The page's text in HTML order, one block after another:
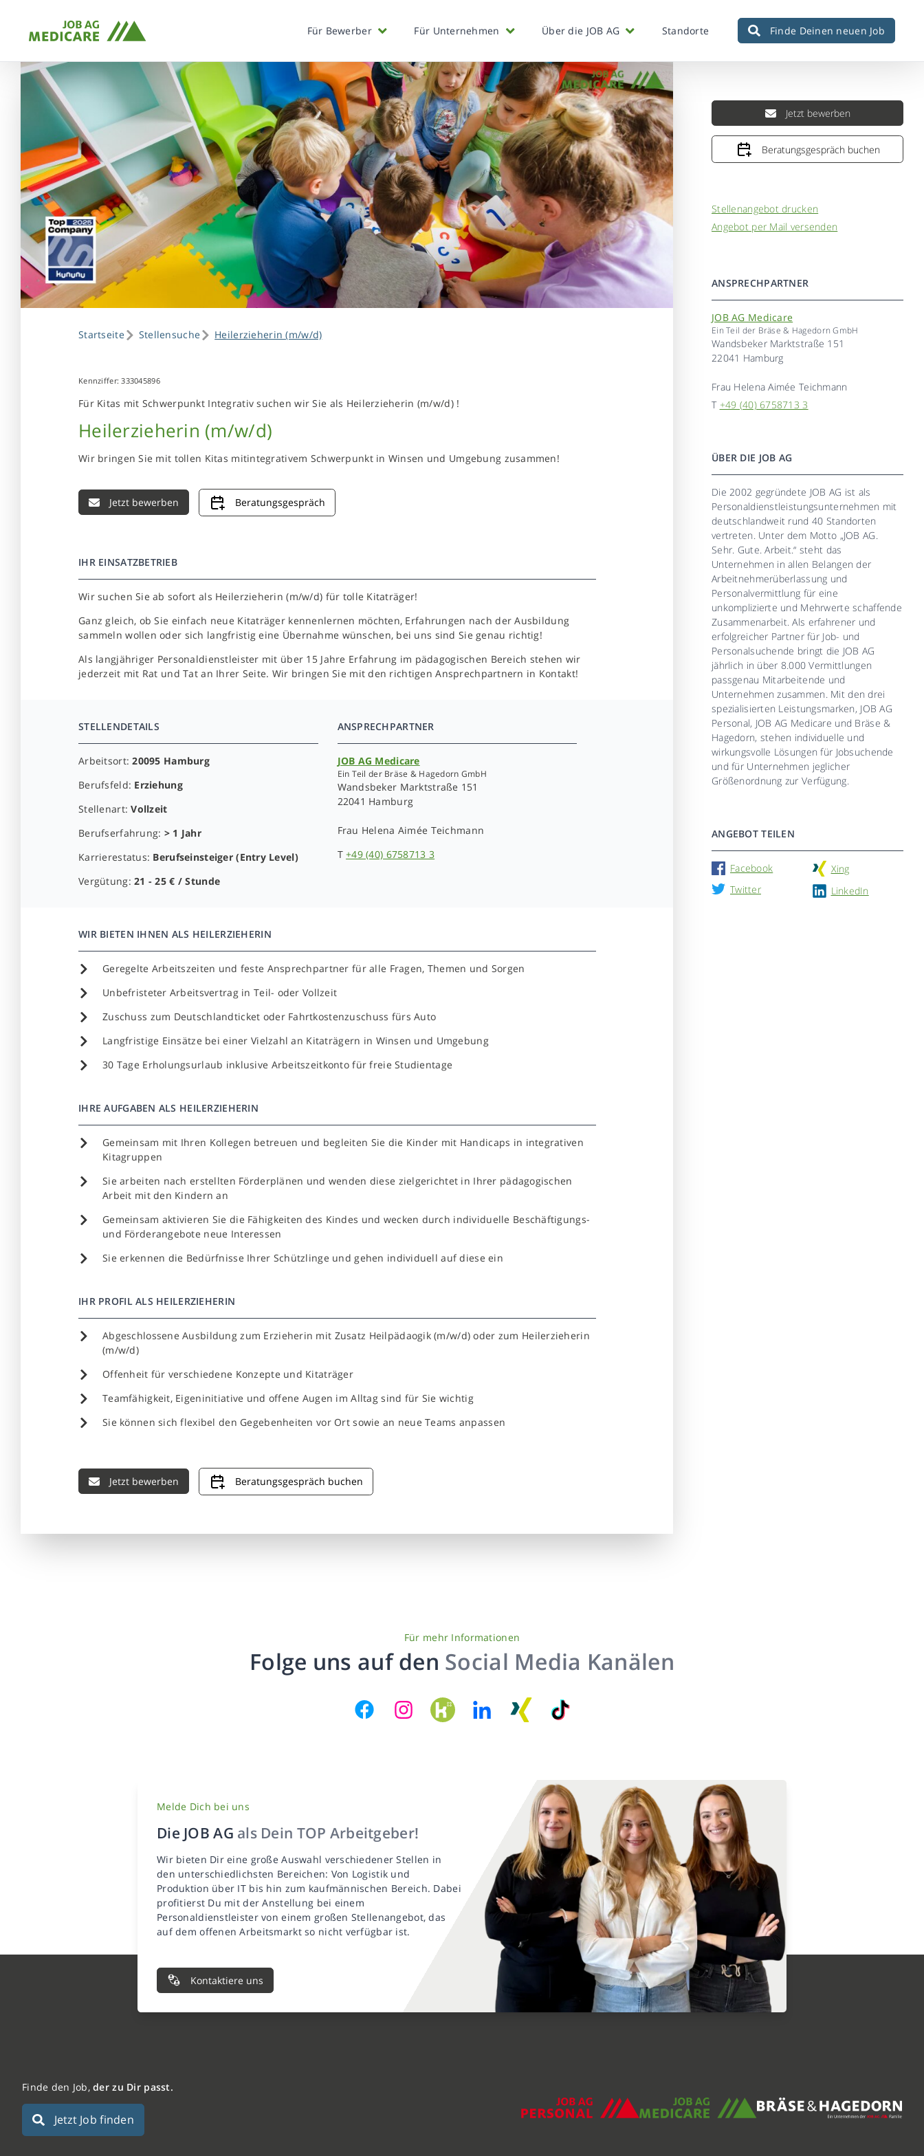
Für Bewerber Für Unternehmen Über die JOB AG Standorte Finde Deinen neuen Job
Startseite Stellensuche Heilerzieherin (m/w/d)
Kennziffer: 333045896
Für Kitas mit Schwerpunkt Integrativ suchen wir Sie als Heilerzieherin (m/w/d) !
Heilerzieherin (m/w/d)
Wir bringen Sie mit tollen Kitas mitintegrativem Schwerpunkt in Winsen und Umgebung zusammen!
Jetzt bewerben Beratungsgespräch
IHR EINSATZBETRIEB
Wir suchen Sie ab sofort als Heilerzieherin (m/w/d) für tolle Kitaträger!
Ganz gleich, ob Sie einfach neue Kitaträger kennenlernen möchten, Erfahrungen nach der Ausbildung
sammeln wollen oder sich langfristig eine Übernahme wünschen, bei uns sind Sie genau richtig!
Als langjähriger Personaldienstleister mit über 15 Jahre Erfahrung im pädagogischen Bereich stehen wir
jederzeit mit Rat und Tat an Ihrer Seite. Wir bringen Sie mit den richtigen Ansprechpartnern in Kontakt!
STELLENDETAILS
Arbeitsort:20095 Hamburg
Berufsfeld: Erziehung
Stellenart:Vollzeit
Berufserfahrung: > 1 Jahr
Karrierestatus: Berufseinsteiger (Entry Level)
Vergütung:21 - 25 € / Stunde
ANSPRECHPARTNER
JOB AG Medicare
Ein Teil der Bräse & Hagedorn GmbH
Wandsbeker Marktstraße 151
22041 Hamburg
Frau Helena Aimée Teichmann
T+49 (40) 6758713 3
WIR BIETEN IHNEN ALS HEILERZIEHERIN
Geregelte Arbeitszeiten und feste Ansprechpartner für alle Fragen, Themen und Sorgen
Unbefristeter Arbeitsvertrag in Teil- oder Vollzeit
Zuschuss zum Deutschlandticket oder Fahrtkostenzuschuss fürs Auto
Langfristige Einsätze bei einer Vielzahl an Kitaträgern in Winsen und Umgebung
30 Tage Erholungsurlaub inklusive Arbeitszeitkonto für freie Studientage
IHRE AUFGABEN ALS HEILERZIEHERIN
Gemeinsam mit Ihren Kollegen betreuen und begleiten Sie die Kinder mit Handicaps in integrativen
Kitagruppen
Sie arbeiten nach erstellten Förderplänen und wenden diese zielgerichtet in Ihrer pädagogischen
Arbeit mit den Kindern an
Gemeinsam aktivieren Sie die Fähigkeiten des Kindes und wecken durch individuelle Beschäftigungs-
und Förderangebote neue Interessen
Sie erkennen die Bedürfnisse Ihrer Schützlinge und gehen individuell auf diese ein
IHR PROFIL ALS HEILERZIEHERIN
Abgeschlossene Ausbildung zum Erzieherin mit Zusatz Heilpädaogik (m/w/d) oder zum Heilerzieherin
(m/w/d)
Offenheit für verschiedene Konzepte und Kitaträger
Teamfähigkeit, Eigeninitiative und offene Augen im Alltag sind für Sie wichtig
Sie können sich flexibel den Gegebenheiten vor Ort sowie an neue Teams anpassen
Jetzt bewerben Beratungsgespräch buchen
Jetzt bewerben
Beratungsgespräch buchen
Stellenangebot drucken
Angebot per Mail versenden
ANSPRECHPARTNER
JOB AG Medicare
Ein Teil der Bräse & Hagedorn GmbH
Wandsbeker Marktstraße 151
22041 Hamburg
Frau Helena Aimée Teichmann
T +49 (40) 6758713 3
ÜBER DIE JOB AG
Die 2002 gegründete JOB AG ist als
Personaldienstleistungsunternehmen mit
deutschlandweit rund 40 Standorten
vertreten. Unter dem Motto „JOB AG.
Sehr. Gute. Arbeit.“ steht das
Unternehmen in allen Belangen der
Arbeitnehmerüberlassung und
Personalvermittlung für eine
unkomplizierte und Mehrwerte schaffende
Zusammenarbeit. Als erfahrener und
erfolgreicher Partner für Job- und
Personalsuchende bringt die JOB AG
jährlich in über 8.000 Vermittlungen
passgenau Mitarbeitende und
Unternehmen zusammen. Mit den drei
spezialisierten Leistungsmarken, JOB AG
Personal, JOB AG Medicare und Bräse &
Hagedorn, stehen individuelle und
wirkungsvolle Lösungen für Jobsuchende
und für Unternehmen jeglicher
Größenordnung zur Verfügung.
ANGEBOT TEILEN
Facebook
Twitter
Xing
LinkedIn
Für mehr Informationen
Folge uns auf den Social Media Kanälen
Melde Dich bei uns
Die JOB AG als Dein TOP Arbeitgeber!
Wir bieten Dir eine große Auswahl verschiedener Stellen in
den unterschiedlichsten Bereichen: Von Logistik und
Produktion über IT bis hin zum kaufmännischen Bereich. Dabei
profitierst Du mit der Anstellung bei einem
Personaldienstleister von einem großen Stellenangebot, das
auf dem offenen Arbeitsmarkt so nicht verfügbar ist.
Kontaktiere uns
Finde den Job,der zu Dir passt.
Jetzt Job finden